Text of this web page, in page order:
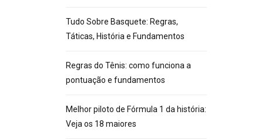
Tudo Sobre Basquete: Regras,
Táticas, História e Fundamentos
Regras do Tênis: como funciona a
pontuação e fundamentos
Melhor piloto de Fórmula 1 da história:
Veja os 18 maiores